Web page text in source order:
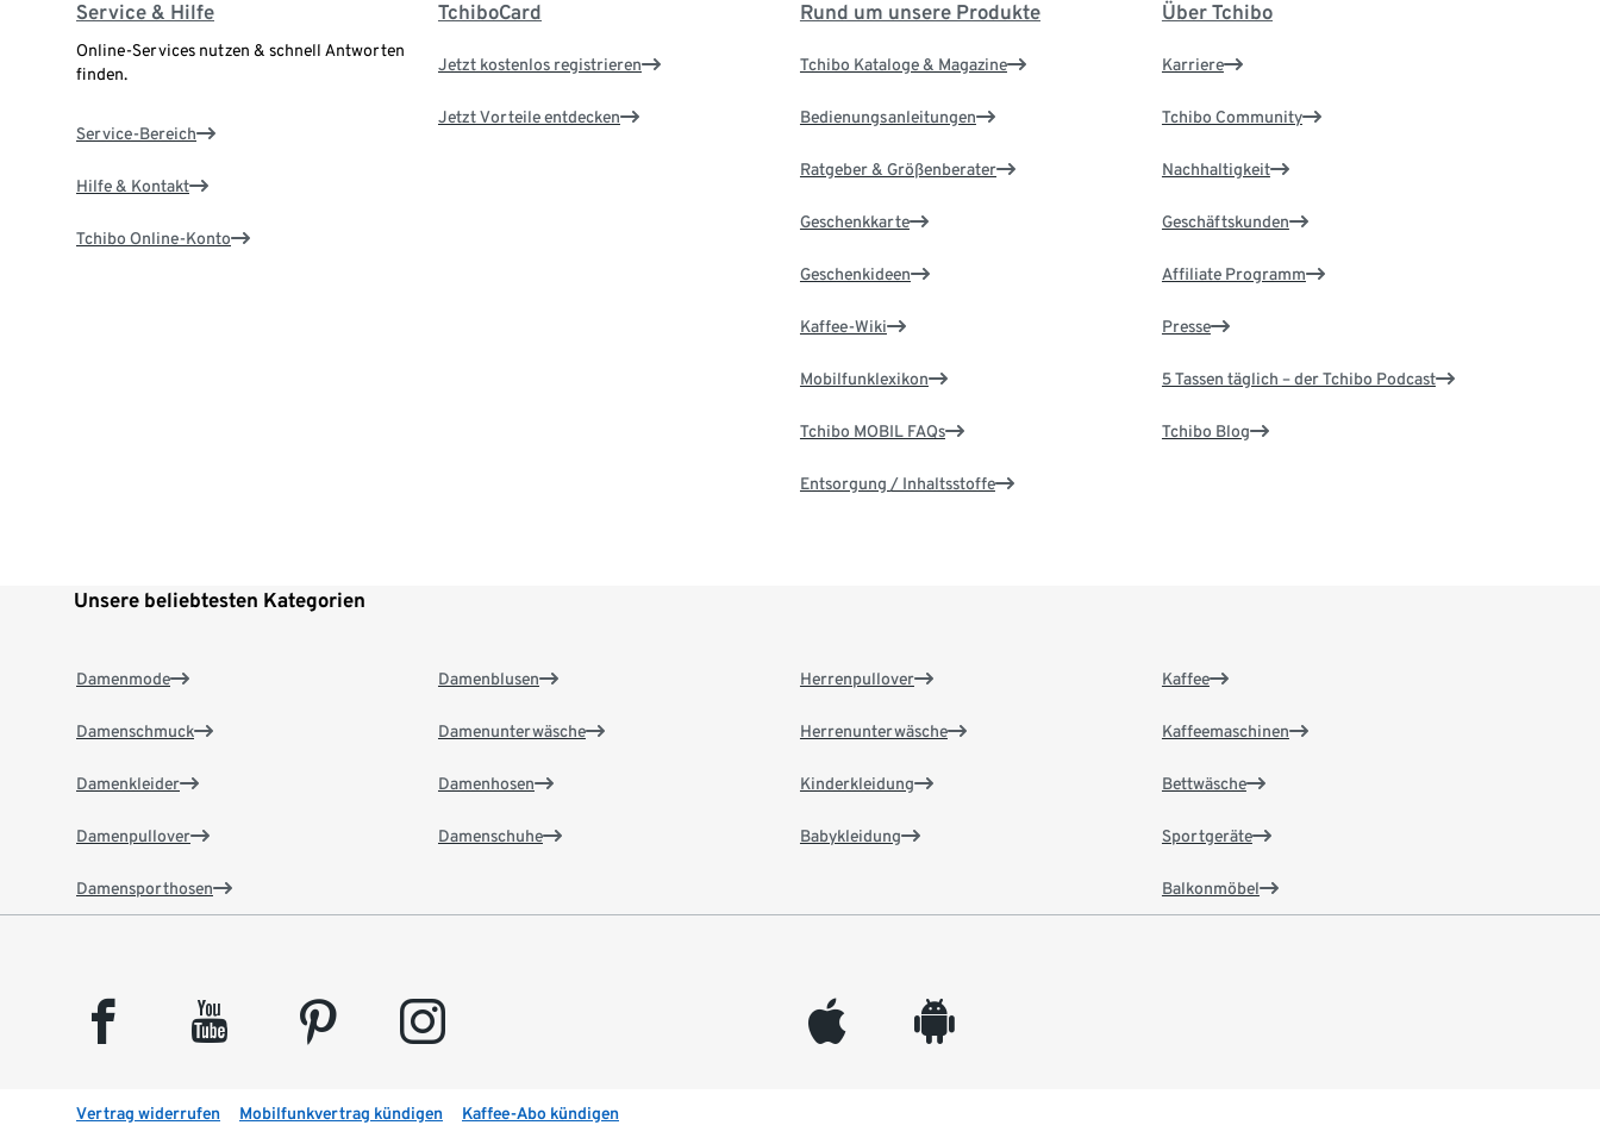
Service & Hilfe
Online-Services nutzen & schnell Antworten
finden.
Service-Bereich
Hilfe & Kontakt
Tchibo Online-Konto
TchiboCard
Jetzt kostenlos registrieren
Jetzt Vorteile entdecken
Rund um unsere Produkte
Tchibo Kataloge & Magazine
Bedienungsanleitungen
Ratgeber & Größenberater
Geschenkkarte
Geschenkideen
Kaffee-Wiki
Mobilfunklexikon
Tchibo MOBIL FAQs
Entsorgung / Inhaltsstoffe
Über Tchibo
Karriere
Tchibo Community
Nachhaltigkeit
Geschäftskunden
Affiliate Programm
Presse
5 Tassen täglich – der Tchibo Podcast
Tchibo Blog
Unsere beliebtesten Kategorien
Damenmode
Damenschmuck
Damenkleider
Damenpullover
Damensporthosen
Damenblusen
Damenunterwäsche
Damenhosen
Damenschuhe
Herrenpullover
Herrenunterwäsche
Kinderkleidung
Babykleidung
Kaffee
Kaffeemaschinen
Bettwäsche
Sportgeräte
Balkonmöbel
facebook youtube pinterest instagram appleinc android
Vertrag widerrufen Mobilfunkvertrag kündigen Kaffee-Abo kündigen